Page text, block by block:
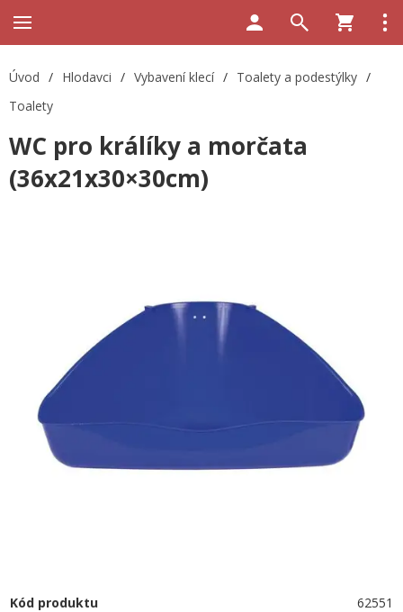
Úvod / Hlodavci / Vybavení klecí / Toalety a podestýlky /
Toalety
WC pro králíky a morčata
(36x21x30×30cm)
Kód produktu
62551